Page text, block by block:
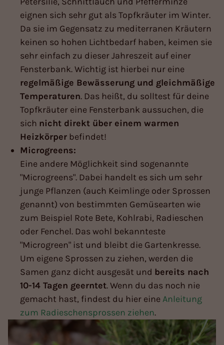
eignen sich sehr gut als Topfkräuter im Winter.
Da sie im Gegensatz zu mediterranen Kräutern
keinen so hohen Lichtbedarf haben, keimen sie
sehr einfach zu dieser Jahreszeit auf einer
Fensterbank. Wichtig ist hierbei nur eine
regelmäßige Bewässerung und gleichmäßige
Temperaturen. Das heißt, du solltest für deine
Topfkräuter eine Fensterbank aussuchen, die
sich nicht direkt über einem warmen
Heizkörper befindet!
Microgreens:
Eine andere Möglichkeit sind sogenannte
"Microgreens". Dabei handelt es sich um sehr
junge Pflanzen (auch Keimlinge oder Sprossen
genannt) von bestimmten Gemüsearten wie
zum Beispiel Rote Bete, Kohlrabi, Radieschen
oder Fenchel. Das wohl bekannteste
"Microgreen" ist und bleibt die Gartenkresse.
Um eigene Sprossen zu ziehen, werden die
Samen ganz dicht ausgesät und bereits nach
10-14 Tagen geerntet. Wenn du das noch nie
gemacht hast, findest du hier eine Anleitung
zum Radieschensprossen ziehen.